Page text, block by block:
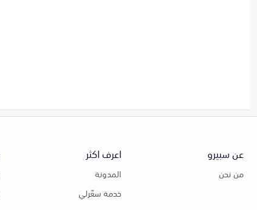
عن سبيرو
من نحن
اعرف اكثر
المدونة
خدمة سعّرلي